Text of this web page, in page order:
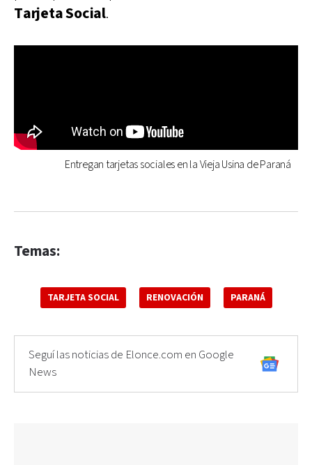
Tarjeta Social.
Entregan tarjetas sociales en la Vieja Usina de Paraná
Temas:
TARJETA SOCIAL RENOVACIÓN PARANÁ
Seguí las noticias de Elonce.com en Google
News